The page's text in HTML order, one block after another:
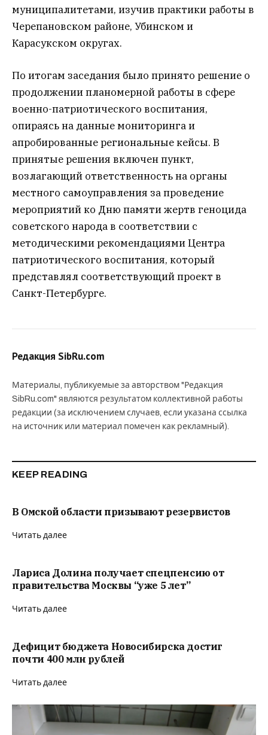
муниципалитетами, изучив практики работы в
Черепановском районе, Убинском и
Карасукском округах.
По итогам заседания было принято решение о
продолжении планомерной работы в сфере
военно-патриотического воспитания,
опираясь на данные мониторинга и
апробированные региональные кейсы. В
принятые решения включен пункт,
возлагающий ответственность на органы
местного самоуправления за проведение
мероприятий ко Дню памяти жертв геноцида
советского народа в соответствии с
методическими рекомендациями Центра
патриотического воспитания, который
представлял соответствующий проект в
Санкт-Петербурге.
Редакция SibRu.com
Материалы, публикуемые за авторством "Редакция
SibRu.com" являются результатом коллективной работы
редакции (за исключением случаев, если указана ссылка
на источник или материал помечен как рекламный).
KEEP READING
В Омской области призывают резервистов
Читать далее
Лариса Долина получает спецпенсию от
правительства Москвы “уже 5 лет”
Читать далее
Дефицит бюджета Новосибирска достиг
почти 400 млн рублей
Читать далее